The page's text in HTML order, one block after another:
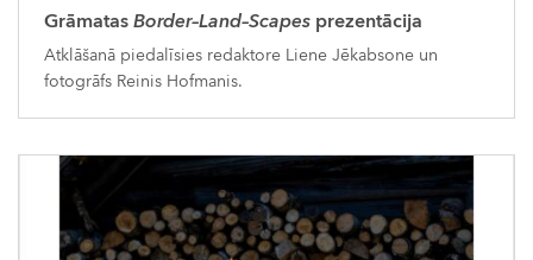
GrāmatasBorder–Land–Scapes prezentācija
Atklāšanā piedalīsies redaktore Liene Jēkabsone un
fotogrāfs Reinis Hofmanis.